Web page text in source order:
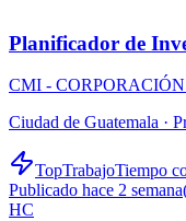
Planificador de
CMI -
Ciudad de Guatemala ·
TopTrabajoTiempo
Publicado hace 2
HC